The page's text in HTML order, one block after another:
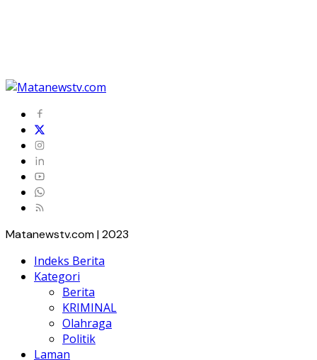
Matanewstv.com | 2023
Indeks Berita
Kategori
Berita
KRIMINAL
Olahraga
Politik
Laman